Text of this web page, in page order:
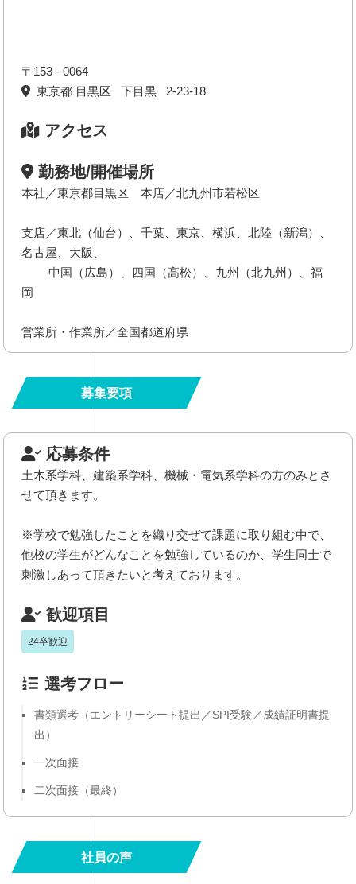
〒153 - 0064
東京都 目黒区 下目黒 2-23-18
アクセス
勤務地/開催場所
本社／東京都目黒区 本店／北九州市若松区
支店／東北（仙台）、千葉、東京、横浜、北陸（新潟）、
名古屋、大阪、
中国（広島）、四国（高松）、九州（北九州）、福
岡
営業所・作業所／全国都道府県
募集要項
応募条件
土木系学科、建築系学科、機械・電気系学科の方のみとさ
せて頂きます。
※学校で勉強したことを織り交ぜて課題に取り組む中で、
他校の学生がどんなことを勉強しているのか、学生同士で
刺激しあって頂きたいと考えております。
歓迎項目
24卒歓迎
選考フロー
書類選考（エントリーシート提出／SPI受験／成績証明書提
出）
一次面接
二次面接（最終）
社員の声